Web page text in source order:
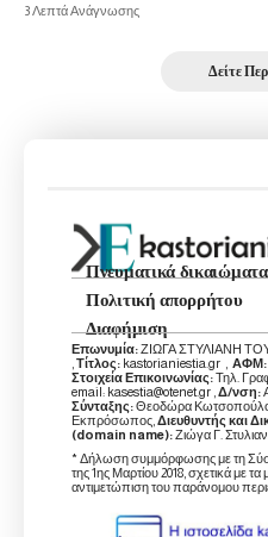
3 Λεπτά Ανάγνωσης
Δείτε
Πνευματικά δικαιώματα
Πολιτική απορρήτου
Διαφήμιση
Επωνυμία:ΖΙΩΓΑ ΣΤΥΛΙΑΝΗ ΤΟΥ
Τίτλος: kastorianiestia.gr , ΑΦΜ:
Στοιχεία Επικοινωνίας:Τηλ.
email: kasestia@otenet.gr , Δ/νση:
Σύνταξης:Θεοδώρα Κωτσοπούλου
Εκπρόσωπος, Διευθυντής και
(domain name):Ζιώγα Γ.
* Δήλωση συμμόρφωσης με τη
της 1ης Μαρτίου 2018, σχετικά με
αντιμετώπιση του παράνομου